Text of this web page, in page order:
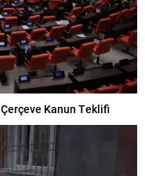
Kanun Teklifi